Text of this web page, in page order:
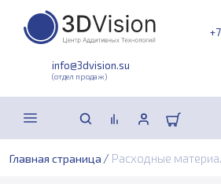
info@3dvision.su
(отдел продаж)
Главная страница / Расходные